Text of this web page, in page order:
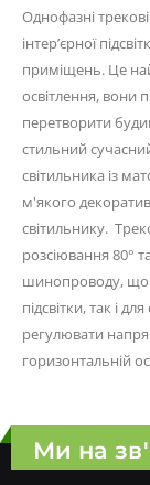
Однофазні
інтер’єрної
приміщень. Це
освітлення, вони
перетворити
стильний
світильника із
м'якого
світильнику.
розсіювання 80°
шинопроводу, що
підсвітки, так і
регулювати
горизонтальній
Ми на